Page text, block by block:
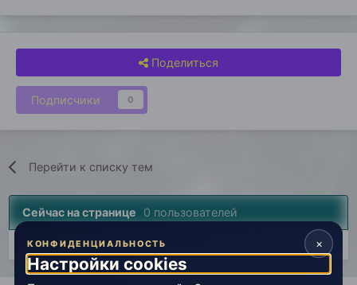
Поделиться
Подписчики 0
Перейти к списку тем
Сейчас на странице 0 пользователей
Нет пользователей, просматривающих эту страницу.×
КОНФИДЕНЦИАЛЬНОСТЬ
Настройки cookies